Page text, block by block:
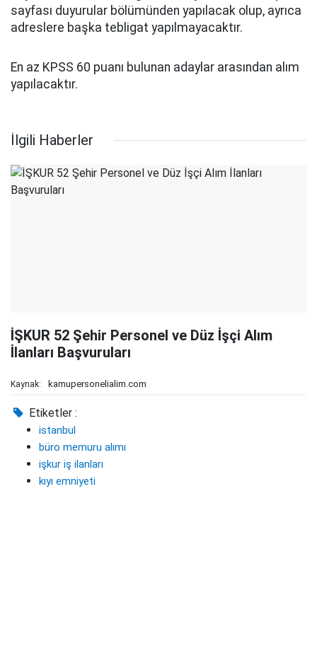
sayfası duyurular bölümünden yapılacak olup, ayrıca
adreslere başka tebligat yapılmayacaktır.
En az KPSS 60 puanı bulunan adaylar arasından alım
yapılacaktır.
İlgili Haberler
İŞKUR 52 Şehir Personel ve Düz İşçi Alım
İlanları Başvuruları
Kaynak: kamupersonelialim.com
Etiketler :
istanbul
büro memuru alımı
işkur iş ilanları
kıyı emniyeti